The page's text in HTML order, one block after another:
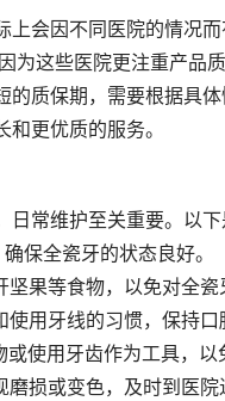
上会因不同医院的情况
为这些医院更注重产品
的质保期，需要根据具
更优质的服务。
常维护至关重要。以下
保全瓷牙的状态良好。
果等食物，以免对全瓷
用牙线的习惯，保持口
使用牙齿作为工具，以
损或变色，及时到医院